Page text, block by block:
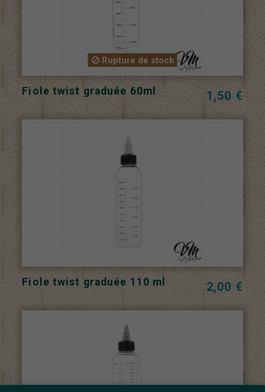
Rupture de stock
Fiole twist graduée 60ml 1,50 €
Fiole twist graduée 110 ml 2,00 €